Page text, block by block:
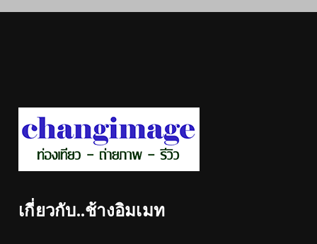
เกี่ยวกับ..ช้างอิมเมท